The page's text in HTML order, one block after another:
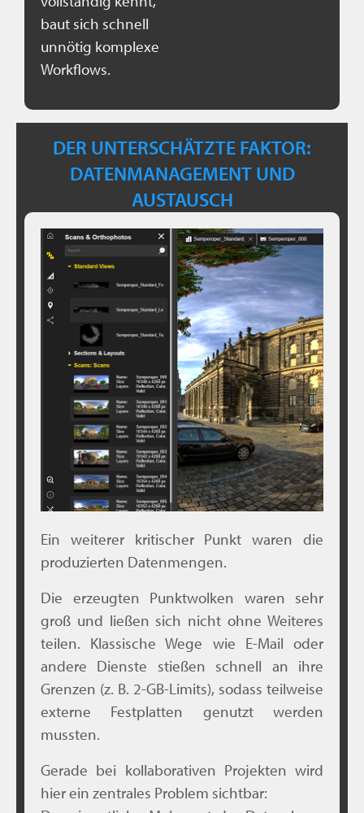
baut sich schnell
unnötig komplexe
Workflows.
DER UNTERSCHÄTZTE FAKTOR:
DATENMANAGEMENT UND
AUSTAUSCH
Ein weiterer kritischer Punkt waren die
produzierten Datenmengen.
Die erzeugten Punktwolken waren sehr
groß und ließen sich nicht ohne Weiteres
teilen. Klassische Wege wie E-Mail oder
andere Dienste stießen schnell an ihre
Grenzen (z. B. 2-GB-Limits), sodass teilweise
externe Festplatten genutzt werden
mussten.
Gerade bei kollaborativen Projekten wird
hier ein zentrales Problem sichtbar: